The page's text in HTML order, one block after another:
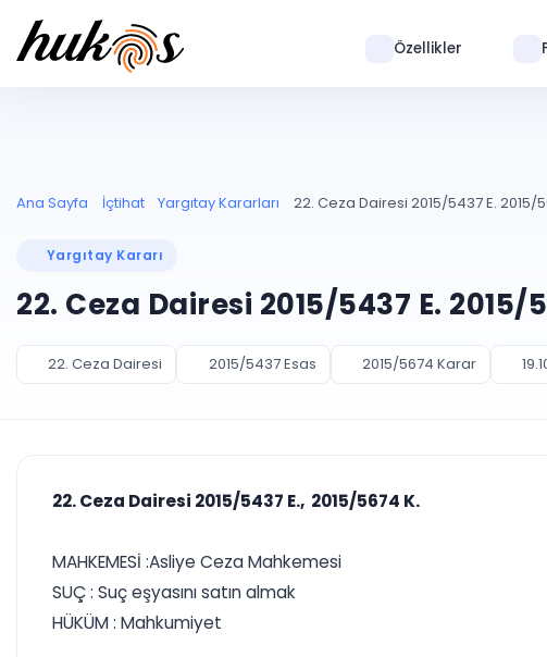
Özellikler
Ana Sayfa İçtihat Yargıtay Kararları 22. Ceza Dairesi 2015/5437 E. 2015/
Yargıtay Kararı
22. Ceza Dairesi 2015/5437 E.
22. Ceza Dairesi 2015/5437 Esas 2015/5674 Karar
22. Ceza Dairesi 2015/5437 E., 2015/5674 K.
MAHKEMESİ :Asliye Ceza Mahkemesi
SUÇ : Suç eşyasını satın almak
HÜKÜM : Mahkumiyet